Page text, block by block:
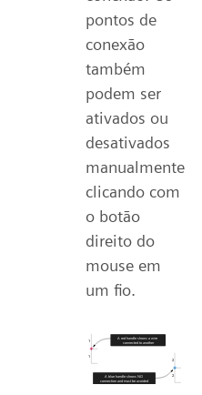
pontos de
conexão
também
podem ser
ativados ou
desativados
manualmente
clicando com
o botão
direito do
mouse em
um fio.